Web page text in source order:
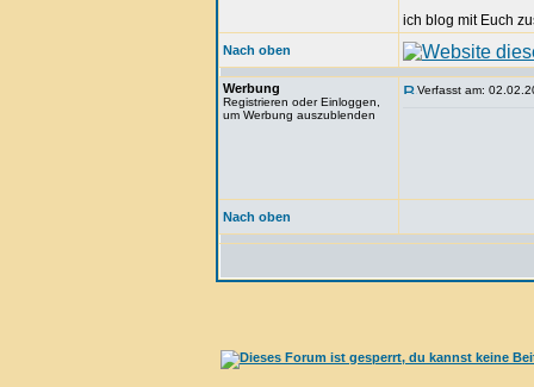
ich blog mit Euch
Nach oben
Werbung
Registrieren oder Einloggen,
um Werbung auszublenden
Verfasst am:
Nach oben